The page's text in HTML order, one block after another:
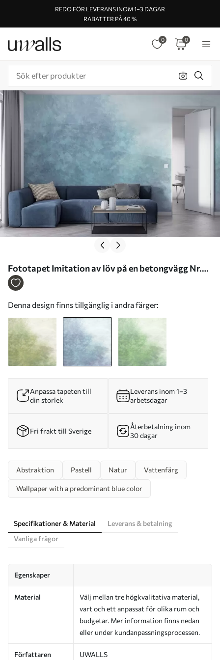
REDO FÖR LEVERANS INOM 1–3 DAGAR
RABATTER PÅ 40 %
0 0
Fototapet Imitation av löv på en betongvägg Nr.
w04468v1
Denna design finns tillgänglig i andra färger:
Anpassa tapeten till
din storlek
Leverans inom 1–3
arbetsdagar
Fri frakt till Sverige
Återbetalning inom
30 dagar
Abstraktion Pastell Natur Vattenfärg
Wallpaper with a predominant blue color
Specifikationer & Material
Leverans & betalning
Vanliga frågor
Egenskaper
Material
Välj mellan tre högkvalitativa material,
vart och ett anpassat för olika rum och
budgetar. Mer information finns nedan
eller under kundanpassningsprocessen.
Författaren UWALLS